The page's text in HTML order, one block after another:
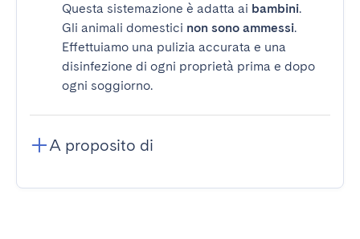
Questa sistemazione è adatta ai bambini.
Gli animali domestici non sono ammessi.
Effettuiamo una pulizia accurata e una
disinfezione di ogni proprietà prima e dopo
ogni soggiorno.
A proposito di